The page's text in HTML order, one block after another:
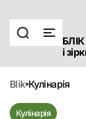
і
blik кулінарія
Кулінарія